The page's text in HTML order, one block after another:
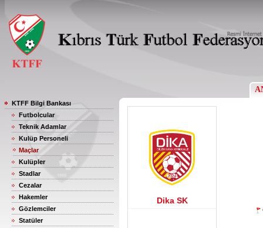
KTFF Bilgi Bankası
Futbolcular
Teknik Adamlar
Kulüp Personeli
Maçlar
Kulüpler
Stadlar
Cezalar
Hakemler
Gözlemciler
Statüler
Dika SK